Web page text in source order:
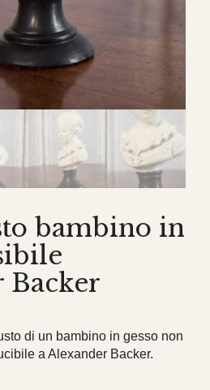
bambino in
Backer
di un bambino in gesso non
a Alexander Backer.